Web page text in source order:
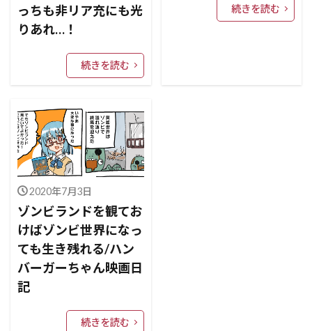
っちも非リア充にも光
りあれ…！
続きを読む
続きを読む
2020年7月3日
ゾンビランドを観てお
けばゾンビ世界になっ
ても生き残れる/ハン
バーガーちゃん映画日
記
続きを読む